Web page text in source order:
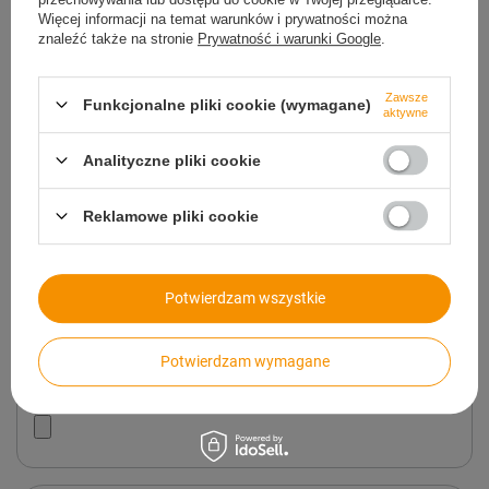
najciekawsze pytania i odpowiedzi publikując
dla innych.
Zadaj pytanie
Napisz swoją opinię
Twoja ocena:
5/5
Treść twojej opinii
Więcej informacji na temat warunków i prywatności można
znaleźć także na stronie Prywatność i warunki Google
Funkcjonalne pliki cookie (wymagane)
Zawsze
aktywne
Analityczne pliki cookie
Reklamowe pliki cookie
Potwierdzam wymagane
Potwierdzam wszystkie